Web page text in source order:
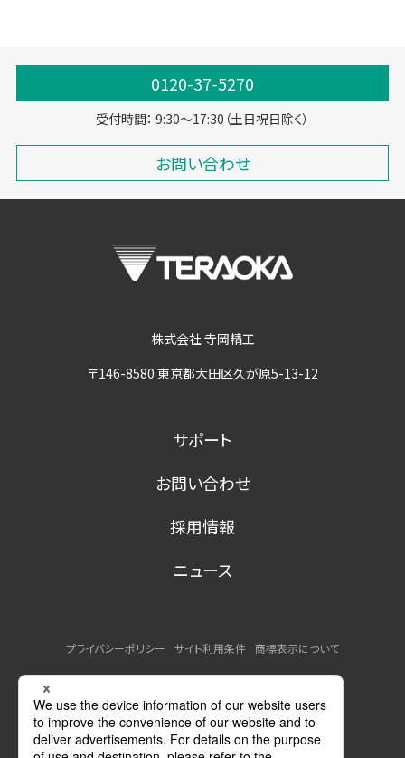
0120-37-5270
受付時間： 9:30～17:30（土日祝日除く）
お問い合わせ
株式会社 寺岡精工
〒146-8580 東京都大田区久が原5-13-12
サポート
お問い合わせ
採用情報
ニュース
プライバシーポリシー サイト利用条件
商標表示について
MSDSの提供について